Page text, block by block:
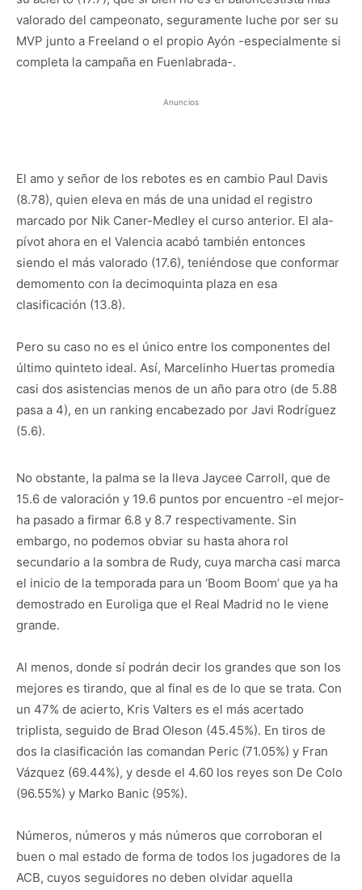
valorado del campeonato, seguramente luche por ser su
MVP junto a Freeland o el propio Ayón -especialmente si
completa la campaña en Fuenlabrada-.
Anuncios
El amo y señor de los rebotes es en cambio Paul Davis
(8.78), quien eleva en más de una unidad el registro
marcado por Nik Caner-Medley el curso anterior. El ala-
pívot ahora en el Valencia acabó también entonces
siendo el más valorado (17.6), teniéndose que conformar
demomento con la decimoquinta plaza en esa
clasificación (13.8).
Pero su caso no es el único entre los componentes del
último quinteto ideal. Así, Marcelinho Huertas promedia
casi dos asistencias menos de un año para otro (de 5.88
pasa a 4), en un ranking encabezado por Javi Rodríguez
(5.6).
No obstante, la palma se la lleva Jaycee Carroll, que de
15.6 de valoración y 19.6 puntos por encuentro -el mejor-
ha pasado a firmar 6.8 y 8.7 respectivamente. Sin
embargo, no podemos obviar su hasta ahora rol
secundario a la sombra de Rudy, cuya marcha casi marca
el inicio de la temporada para un ‘Boom Boom’ que ya ha
demostrado en Euroliga que el Real Madrid no le viene
grande.
Al menos, donde sí podrán decir los grandes que son los
mejores es tirando, que al final es de lo que se trata. Con
un 47% de acierto, Kris Valters es el más acertado
triplista, seguido de Brad Oleson (45.45%). En tiros de
dos la clasificación las comandan Peric (71.05%) y Fran
Vázquez (69.44%), y desde el 4.60 los reyes son De Colo
(96.55%) y Marko Banic (95%).
Números, números y más números que corroboran el
buen o mal estado de forma de todos los jugadores de la
ACB, cuyos seguidores no deben olvidar aquella